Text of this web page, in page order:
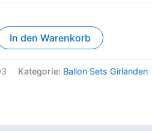
In den Warenkorb
Kategorie: Ballon Sets Girlanden